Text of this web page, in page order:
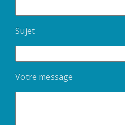
Sujet
Votre message